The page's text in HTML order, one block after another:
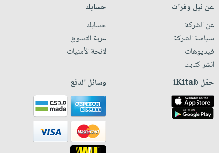
عن نيل وفرات
عن الشركة
سياسة الشركة
فيديوهات
انشر كتابك
حسابك
حسابك
عربة التسوق
لائحة الأمنيات
حمّل iKitab وسائل الدفع